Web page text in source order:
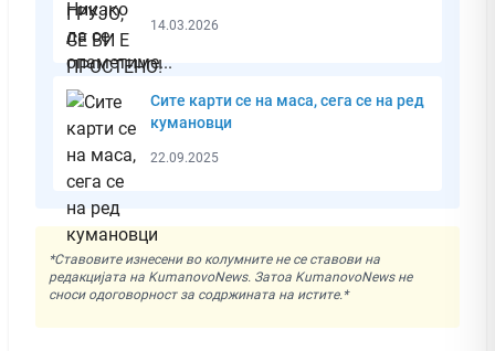
14.03.2026
Сите карти се на маса, сега се на ред
кумановци
22.09.2025
*Ставовите изнесени во колумните не се ставови на
редакцијата на KumanovoNews. Затоа KumanovoNews не
сноси одоговорност за содржината на истите.*